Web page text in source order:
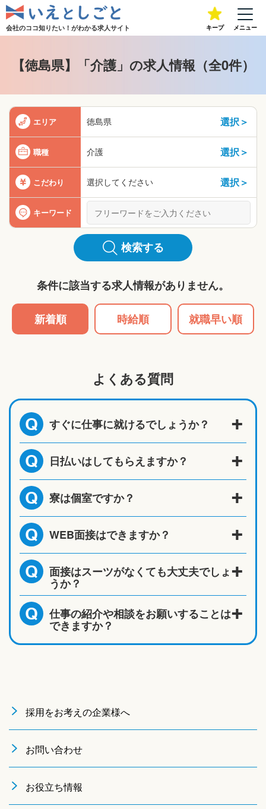
会社のココ知りたい！がわかる求人サイト キープ メニュー
【徳島県】「介護」の求人情報（全0件）
エリア 徳島県 選択＞
職種 介護 選択＞
こだわり 選択してください 選択＞
キーワード
検索する
条件に該当する求人情報がありません。
新着順 時給順 就職早い順
よくある質問
Q すぐに仕事に就けるでしょうか？
Q 日払いはしてもらえますか？
Q 寮は個室ですか？
Q WEB面接はできますか？
Q 面接はスーツがなくても大丈夫でしょ
うか？
Q 仕事の紹介や相談をお願いすることは
できますか？
採用をお考えの企業様へ
お問い合わせ
お役立ち情報